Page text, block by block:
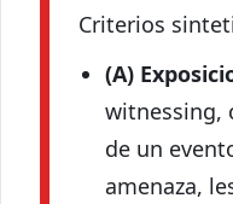
Criterios
(A)
witnessing,
de un
amenaza,